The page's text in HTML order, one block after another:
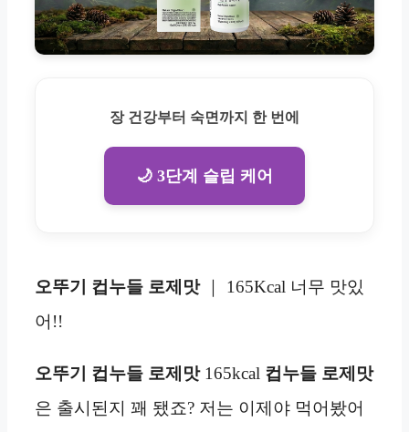
장 건강부터 숙면까지 한 번에
🌙 3단계 슬립 케어
오뚜기 컵누들 로제맛｜ 165Kcal 너무 맛있
어!!
오뚜기 컵누들 로제맛165kcal 컵누들 로제맛
은 출시된지 꽤 됐죠? 저는 이제야 먹어봤어